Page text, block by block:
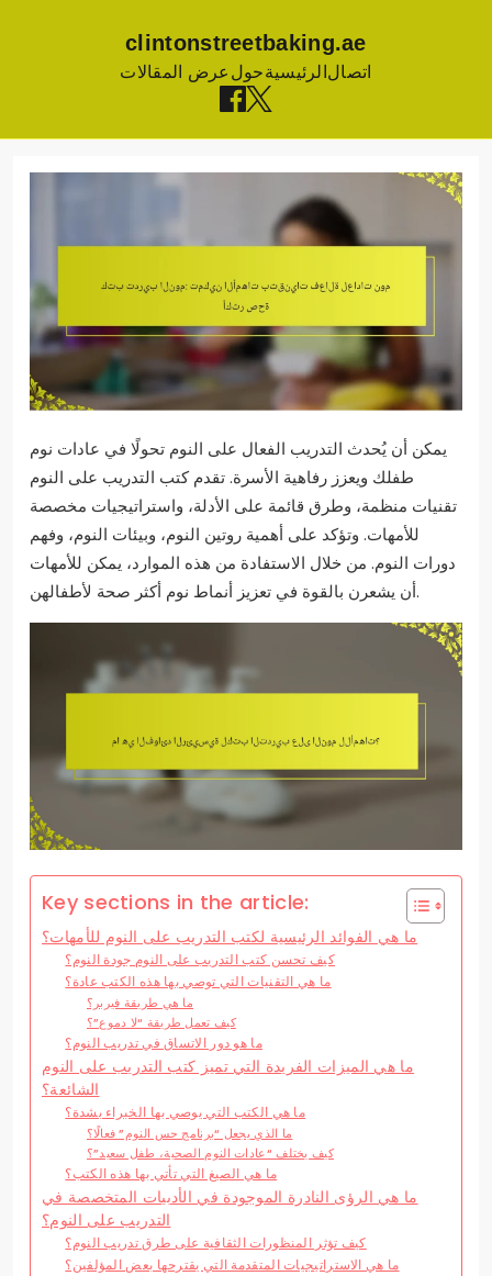
clintonstreetbaking.ae
عرض المقالات حولالرئيسية اتصال
يمكن أن يُحدث التدريب الفعال على النوم تحولًا في عادات نوم
طفلك ويعزز رفاهية الأسرة. تقدم كتب التدريب على النوم
تقنيات منظمة، وطرق قائمة على الأدلة، واستراتيجيات مخصصة
للأمهات. وتؤكد على أهمية روتين النوم، وبيئات النوم، وفهم
دورات النوم. من خلال الاستفادة من هذه الموارد، يمكن للأمهات
أن يشعرن بالقوة في تعزيز أنماط نوم أكثر صحة لأطفالهن.
Key sections in the article:
ما هي الفوائد الرئيسية لكتب التدريب على النوم للأمهات؟
كيف تحسن كتب التدريب على النوم جودة النوم؟
ما هي التقنيات التي توصي بها هذه الكتب عادة؟
ما هي طريقة فيربر؟
كيف تعمل طريقة “لا دموع”؟
ما هو دور الاتساق في تدريب النوم؟
ما هي الميزات الفريدة التي تميز كتب التدريب على النوم
الشائعة؟
ما هي الكتب التي يوصي بها الخبراء بشدة؟
ما الذي يجعل “برنامج حس النوم” فعالًا؟
كيف يختلف “عادات النوم الصحية، طفل سعيد”؟
ما هي الصيغ التي تأتي بها هذه الكتب؟
ما هي الرؤى النادرة الموجودة في الأدبيات المتخصصة في
التدريب على النوم؟
كيف تؤثر المنظورات الثقافية على طرق تدريب النوم؟
ما هي الاستراتيجيات المتقدمة التي يقترحها بعض المؤلفين؟